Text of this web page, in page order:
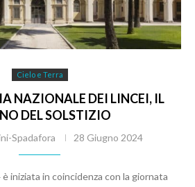
Cielo e Terra
NAZIONALE DEI LINCEI, IL
DEL SOLSTIZIO
Spadafora 28 Giugno 2024
iniziata in coincidenza con la giornata